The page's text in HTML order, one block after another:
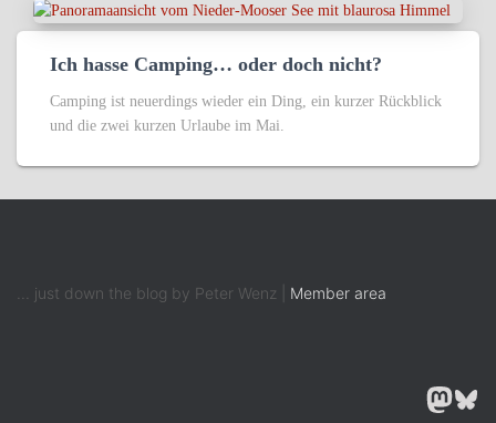
Ich hasse Camping… oder doch nicht?
Camping ist neuerdings wieder ein Ding, ein kurzer Rückblick
und die zwei kurzen Urlaube im Mai.
... just down the blog by Peter Wenz | Member area
MASTODON